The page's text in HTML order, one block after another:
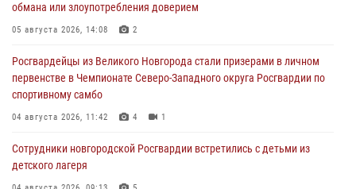
обмана или злоупотребления доверием
05 августа 2026, 14:08 2
Росгвардейцы из Великого Новгорода стали призерами в личном
первенстве в Чемпионате Северо-Западного округа Росгвардии по
спортивному самбо
04 августа 2026, 11:42 4 1
Сотрудники новгородской Росгвардии встретились с детьми из
детского лагеря